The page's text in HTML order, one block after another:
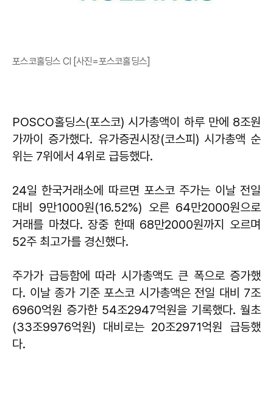
포스코홀딩스 CI [사진=포스코홀딩스]
POSCO홀딩스(포스코) 시가총액이 하루 만에 8조원
가까이 증가했다. 유가증권시장(코스피) 시가총액 순
위는 7위에서 4위로 급등했다.
24일 한국거래소에 따르면 포스코 주가는 이날 전일
대비 9만1000원(16.52%) 오른 64만2000원으로
거래를 마쳤다. 장중 한때 68만2000원까지 오르며
52주 최고가를 경신했다.
주가가 급등함에 따라 시가총액도 큰 폭으로 증가했
다. 이날 종가 기준 포스코 시가총액은 전일 대비 7조
6960억원 증가한 54조2947억원을 기록했다. 월초
(33조9976억원) 대비로는 20조2971억원 급등했
다.